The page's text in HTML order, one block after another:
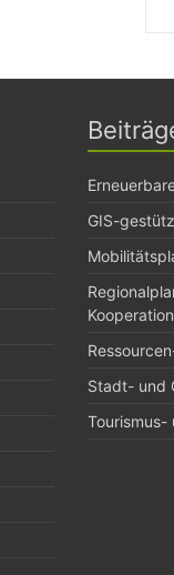
GIS-
Kooperation
Stadt- und